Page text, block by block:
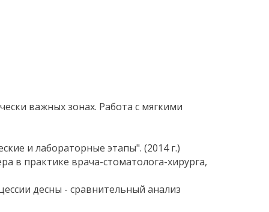
важных зонах. Работа с мягкими
и лабораторные этапы". (2014 г.)
в практике врача-стоматолога-хирурга,
десны - сравнительный анализ